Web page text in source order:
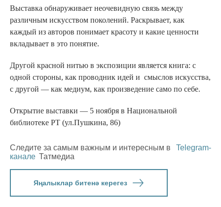
Выставка обнаруживает неочевидную связь между
различным искусством поколений. Раскрывает, как
каждый из авторов понимает красоту и какие ценности
вкладывает в это понятие.
Другой красной нитью в экспозиции является книга: с
одной стороны, как проводник идей и смыслов искусства,
с другой — как медиум, как произведение само по себе.
Открытие выставки — 5 ноября в Национальной
библиотеке РТ (ул.Пушкина, 86)
Следите за самым важным и интересным в
Telegram-
канале Татмедиа
Яңалыклар битенә керегез